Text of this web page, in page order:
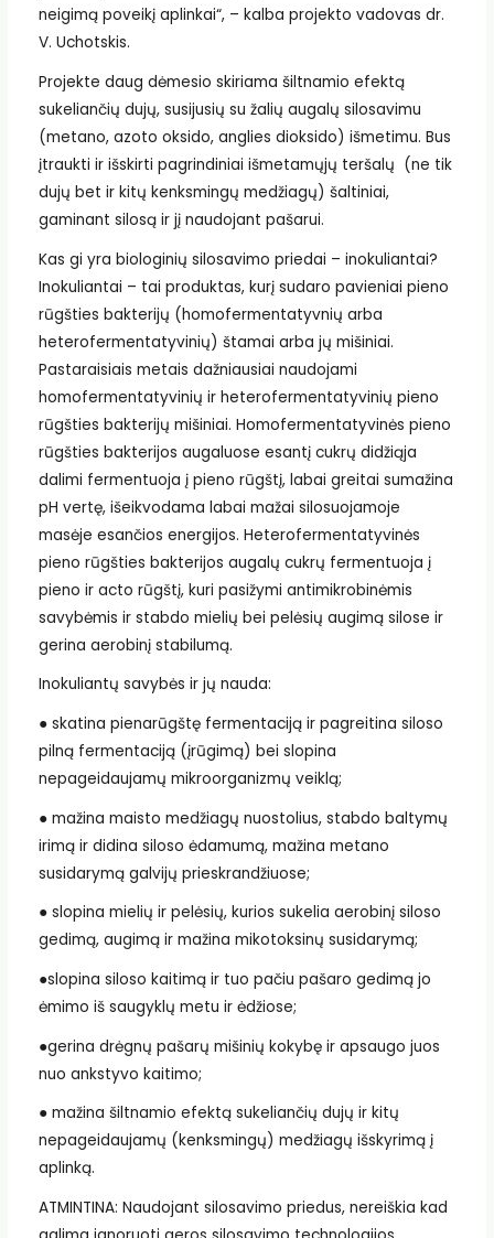
neigimą poveikį aplinkai“, – kalba projekto vadovas dr.
V. Uchotskis.
Projekte daug dėmesio skiriama šiltnamio efektą
sukeliančių dujų, susijusių su žalių augalų silosavimu
(metano, azoto oksido, anglies dioksido) išmetimu. Bus
įtraukti ir išskirti pagrindiniai išmetamųjų teršalų (ne tik
dujų bet ir kitų kenksmingų medžiagų) šaltiniai,
gaminant silosą ir jį naudojant pašarui.
Kas gi yra biologinių silosavimo priedai – inokuliantai?
Inokuliantai – tai produktas, kurį sudaro pavieniai pieno
rūgšties bakterijų (homofermentatyvnių arba
heterofermentatyvinių) štamai arba jų mišiniai.
Pastaraisiais metais dažniausiai naudojami
homofermentatyvinių ir heterofermentatyvinių pieno
rūgšties bakterijų mišiniai. Homofermentatyvinės pieno
rūgšties bakterijos augaluose esantį cukrų didžiąja
dalimi fermentuoja į pieno rūgštį, labai greitai sumažina
pH vertę, išeikvodama labai mažai silosuojamoje
masėje esančios energijos. Heterofermentatyvinės
pieno rūgšties bakterijos augalų cukrų fermentuoja į
pieno ir acto rūgštį, kuri pasižymi antimikrobinėmis
savybėmis ir stabdo mielių bei pelėsių augimą silose ir
gerina aerobinį stabilumą.
Inokuliantų savybės ir jų nauda:
● skatina pienarūgštę fermentaciją ir pagreitina siloso
pilną fermentaciją (įrūgimą) bei slopina
nepageidaujamų mikroorganizmų veiklą;
● mažina maisto medžiagų nuostolius, stabdo baltymų
irimą ir didina siloso ėdamumą, mažina metano
susidarymą galvijų prieskrandžiuose;
● slopina mielių ir pelėsių, kurios sukelia aerobinį siloso
gedimą, augimą ir mažina mikotoksinų susidarymą;
●slopina siloso kaitimą ir tuo pačiu pašaro gedimą jo
ėmimo iš saugyklų metu ir ėdžiose;
●gerina drėgnų pašarų mišinių kokybę ir apsaugo juos
nuo ankstyvo kaitimo;
● mažina šiltnamio efektą sukeliančių dujų ir kitų
nepageidaujamų (kenksmingų) medžiagų išskyrimą į
aplinką.
ATMINTINA: Naudojant silosavimo priedus, nereiškia kad